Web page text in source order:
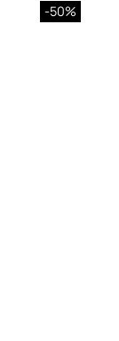
-50%